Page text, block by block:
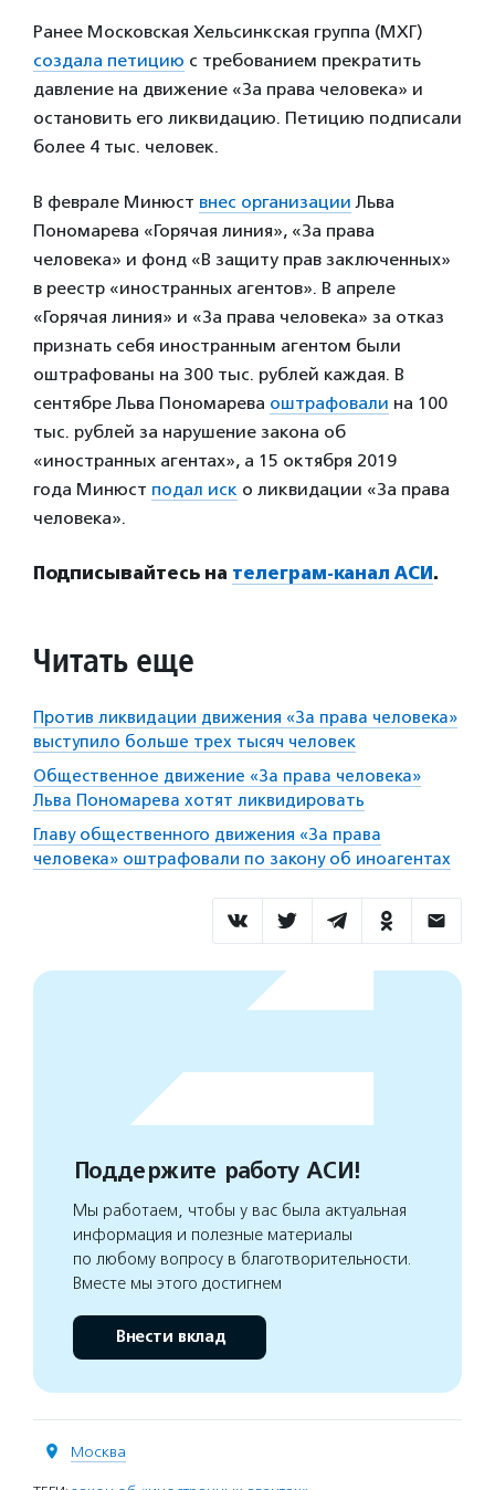
Ранее Московская Хельсинкская группа (МХГ)
создала петицию с требованием прекратить
давление на движение «За права человека» и
остановить его ликвидацию. Петицию подписали
более 4 тыс. человек.
В феврале Минюст внес организации Льва
Пономарева «Горячая линия», «За права
человека» и фонд «В защиту прав заключенных»
в реестр «иностранных агентов». В апреле
«Горячая линия» и «За права человека» за отказ
признать себя иностранным агентом были
оштрафованы на 300 тыс. рублей каждая. В
сентябре Льва Пономарева оштрафовали на 100
тыс. рублей за нарушение закона об
«иностранных агентах», а 15 октября 2019
года Минюст подал иск о ликвидации «За права
человека».
Подписывайтесь на телеграм-канал АСИ.
Читать еще
Против ликвидации движения «За права человека»
выступило больше трех тысяч человек
Общественное движение «За права человека»
Льва Пономарева хотят ликвидировать
Главу общественного движения «За права
человека» оштрафовали по закону об иноагентах
Поддержите работу АСИ!
Мы работаем, чтобы у вас была актуальная
информация и полезные материалы
по любому вопросу в благотворительности.
Вместе мы этого достигнем
Внести вклад
Москва